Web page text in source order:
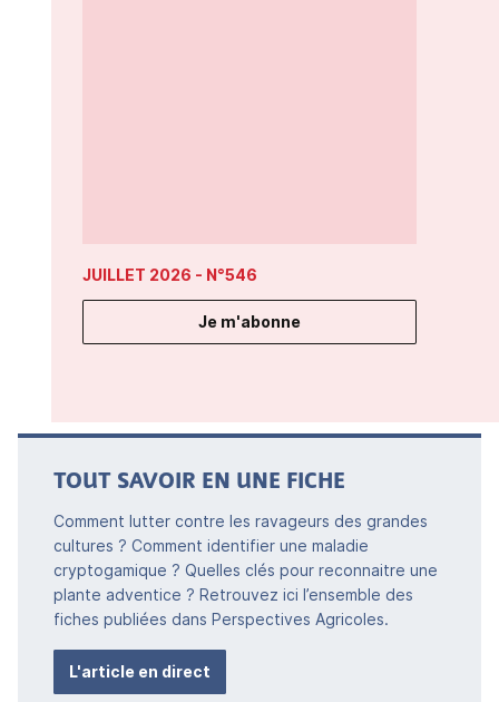
JUILLET 2026 - N°546
Je m'abonne
TOUT SAVOIR EN UNE FICHE
Comment lutter contre les ravageurs des grandes
cultures ? Comment identifier une maladie
cryptogamique ? Quelles clés pour reconnaitre une
plante adventice ? Retrouvez ici l’ensemble des
fiches publiées dans Perspectives Agricoles.
L'article en direct